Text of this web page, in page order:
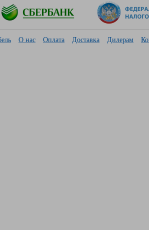
О нас Оплата Доставка Дилерам